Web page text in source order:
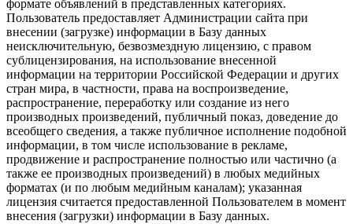
формате объявлений в представленных категориях.
Пользователь предоставляет Администрации сайта при
внесении (загрузке) информации в Базу данных
неисключительную, безвозмездную лицензию, с правом
сублицензирования, на использование внесенной
информации на территории Российской Федерации и других
стран мира, в частности, права на воспроизведение,
распространение, переработку или создание из него
производных произведений, публичный показ, доведение до
всеобщего сведения, а также публичное исполнение подобной
информации, в том числе использование в рекламе,
продвижение и распространение полностью или частично (а
также ее производных произведений) в любых медийных
форматах (и по любым медийным каналам); указанная
лицензия считается предоставленной Пользователем в момент
внесения (загрузки) информации в Базу данных.